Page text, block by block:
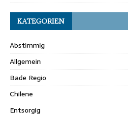
KATEGORIEN
Abstimmig
Allgemein
Bade Regio
Chilene
Entsorgig